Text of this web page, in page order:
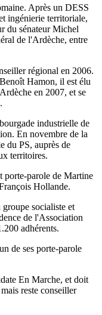
Après un DESS
ingénierie territoriale,
du sénateur Michel
de l'Ardèche, entre
régional en 2006.
Hamon, il est élu
en 2007, et se
industrielle de
En novembre de la
du PS, auprès de
territoires.
porte-parole de Martine
Hollande.
socialiste et
de l'Association
adhérents.
de ses porte-parole
En Marche, et doit
reste conseiller